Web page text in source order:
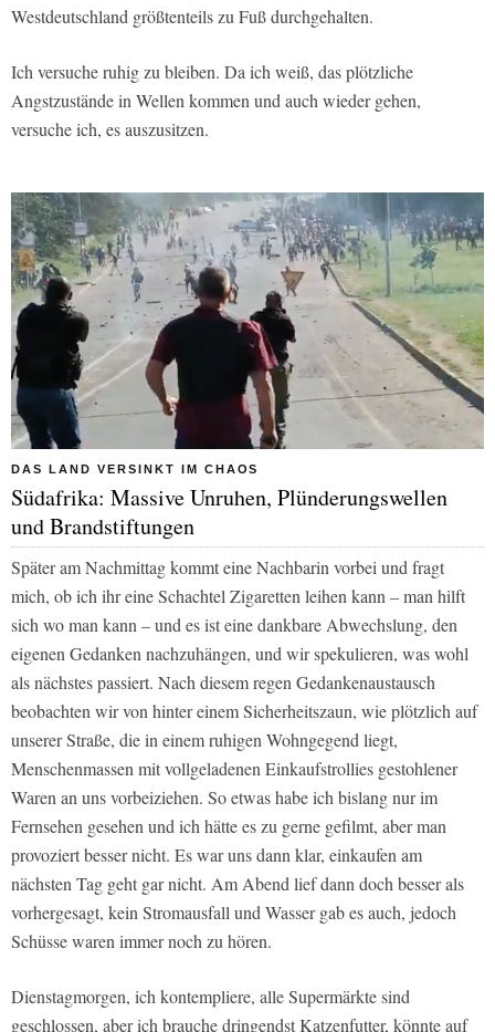
Westdeutschland größtenteils zu Fuß durchgehalten.
Ich versuche ruhig zu bleiben. Da ich weiß, das plötzliche
Angstzustände in Wellen kommen und auch wieder gehen,
versuche ich, es auszusitzen.
DAS LAND VERSINKT IM CHAOS
Südafrika: Massive Unruhen, Plünderungswellen
und Brandstiftungen
Später am Nachmittag kommt eine Nachbarin vorbei und fragt
mich, ob ich ihr eine Schachtel Zigaretten leihen kann – man hilft
sich wo man kann – und es ist eine dankbare Abwechslung, den
eigenen Gedanken nachzuhängen, und wir spekulieren, was wohl
als nächstes passiert. Nach diesem regen Gedankenaustausch
beobachten wir von hinter einem Sicherheitszaun, wie plötzlich auf
unserer Straße, die in einem ruhigen Wohngegend liegt,
Menschenmassen mit vollgeladenen Einkaufstrollies gestohlener
Waren an uns vorbeiziehen. So etwas habe ich bislang nur im
Fernsehen gesehen und ich hätte es zu gerne gefilmt, aber man
provoziert besser nicht. Es war uns dann klar, einkaufen am
nächsten Tag geht gar nicht. Am Abend lief dann doch besser als
vorhergesagt, kein Stromausfall und Wasser gab es auch, jedoch
Schüsse waren immer noch zu hören.
Dienstagmorgen, ich kontempliere, alle Supermärkte sind
geschlossen, aber ich brauche dringendst Katzenfutter, könnte auf